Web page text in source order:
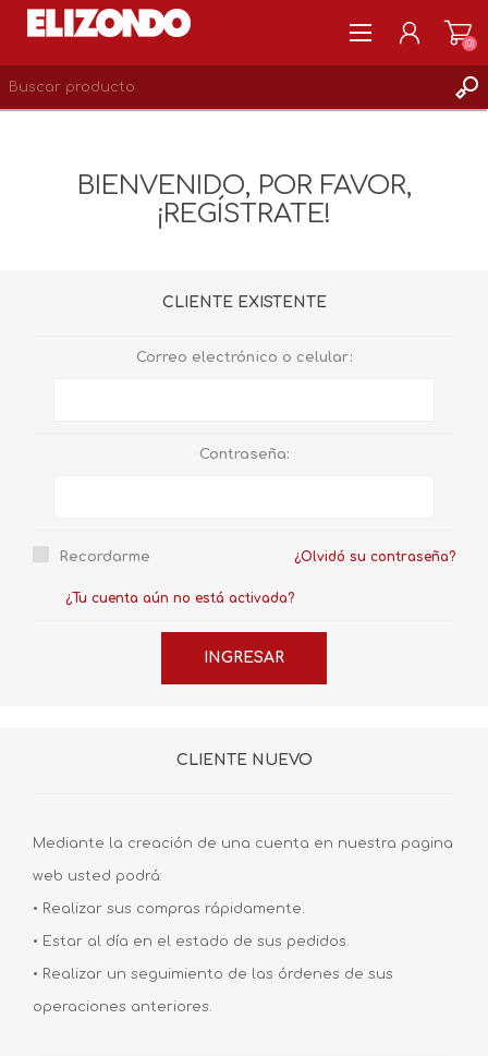
LISTA DE DESEOS 0
(0)
BIENVENIDO, POR FAVOR,
¡REGÍSTRATE!
CLIENTE EXISTENTE
Correo electrónico o celular:
Contraseña:
Recordarme ¿Olvidó su contraseña?
¿Tu cuenta aún no está activada?
CLIENTE NUEVO
Mediante la creación de una cuenta en nuestra pagina
web usted podrá:
• Realizar sus compras rápidamente.
• Estar al día en el estado de sus pedidos.
• Realizar un seguimiento de las órdenes de sus
operaciones anteriores.